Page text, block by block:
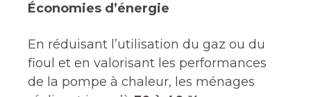
Économies d’énergie
En réduisant l’utilisation du gaz ou du
fioul et en valorisant les performances
de la pompe à chaleur, les ménages